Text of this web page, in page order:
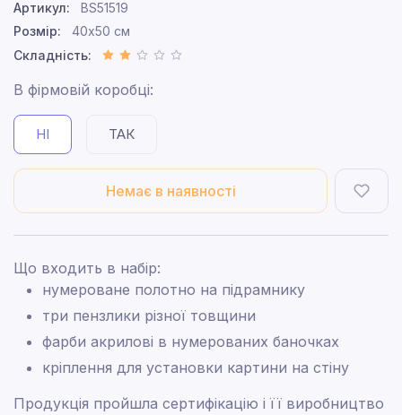
Артикул:
BS51519
Розмір:
40x50 см
Складність:
В фірмовій коробці:
НІ ТАК
Немає в наявності
Що входить в набір:
нумероване полотно на підрамнику
три пензлики різної товщини
фарби акрилові в нумерованих баночках
кріплення для установки картини на стіну
Продукція пройшла сертифікацію і її виробництво